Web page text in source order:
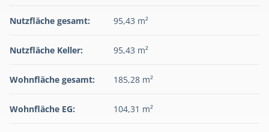
Nutzfläche gesamt: 95,43 m²
Nutzfläche Keller: 95,43 m²
Wohnfläche gesamt: 185,28 m²
Wohnfläche EG: 104,31 m²